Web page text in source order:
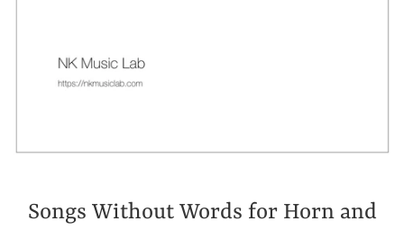
Songs Without Words for Horn and